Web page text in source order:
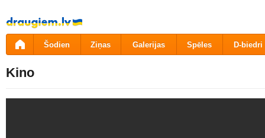
Pāriet
uz
saturu
Šodien Ziņas Galerijas Spēles D-biedri
Kino